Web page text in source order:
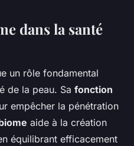
dans la santé
un rôle fondamental
de la peau. Sa fonction
empêcher la pénétration
aide à la création
équilibrant efficacement